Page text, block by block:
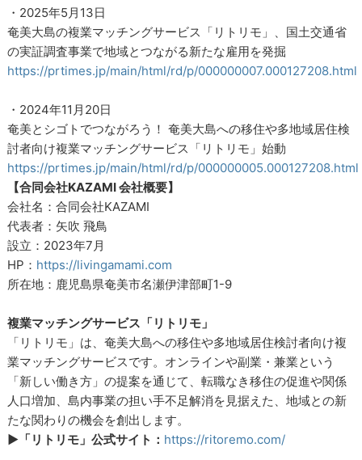
・2025年5月13日
奄美大島の複業マッチングサービス「リトリモ」、国土交通省
の実証調査事業で地域とつながる新たな雇用を発掘
https://prtimes.jp/main/html/rd/p/000000007.000127208.html
・2024年11月20日
奄美とシゴトでつながろう！ 奄美大島への移住や多地域居住検
討者向け複業マッチングサービス「リトリモ」始動
https://prtimes.jp/main/html/rd/p/000000005.000127208.html
【合同会社KAZAMI 会社概要】
会社名：合同会社KAZAMI
代表者：矢吹 飛鳥
設立：2023年7月
HP： https://livingamami.com
所在地：鹿児島県奄美市名瀬伊津部町1-9
複業マッチングサービス「リトリモ」
「リトリモ」は、奄美大島への移住や多地域居住検討者向け複
業マッチングサービスです。オンラインや副業・兼業という
「新しい働き方」の提案を通じて、転職なき移住の促進や関係
人口増加、島内事業の担い手不足解消を見据えた、地域との新
たな関わりの機会を創出します。
▶︎「リトリモ」公式サイト： https://ritoremo.com/